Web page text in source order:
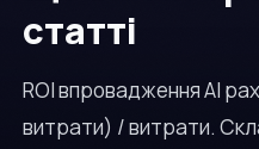
статті
ROI впровадження AI
витрати) / витрати.